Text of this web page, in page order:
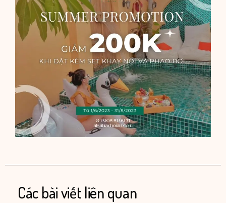
Các bài viết liên quan